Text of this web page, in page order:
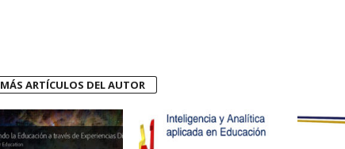
MÁS ARTÍCULOS DEL AUTOR